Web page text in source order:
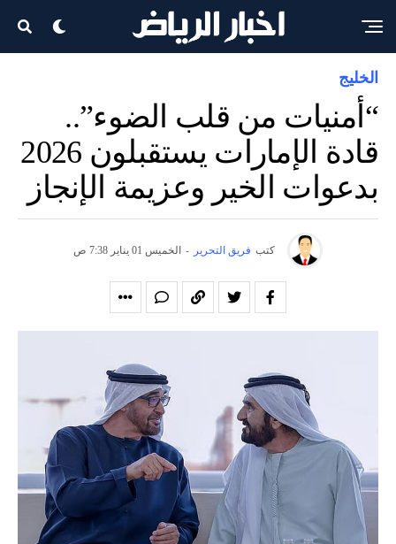
الخليج
“أمنيات من قلب الضوء”..
قادة الإمارات يستقبلون 2026
بدعوات الخير وعزيمة الإنجاز
كتب فريق التحرير - الخميس 01 يناير 7:38 ص